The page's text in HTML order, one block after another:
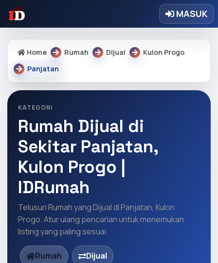
MASUK
Home Rumah Dijual
Kulon Progo
Panjatan
KATEGORI
Rumah Dijual di
Sekitar Panjatan,
Kulon Progo |
IDRumah
Telusuri Rumah yang Dijual di Panjatan, Kulon
Progo. Atur ulang pencarian untuk menemukan
listing yang paling sesuai.
Rumah
Dijual